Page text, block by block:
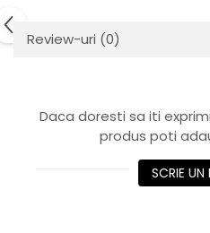
Review-uri (0)
Daca doresti sa iti
produs poti
SCRIE UN